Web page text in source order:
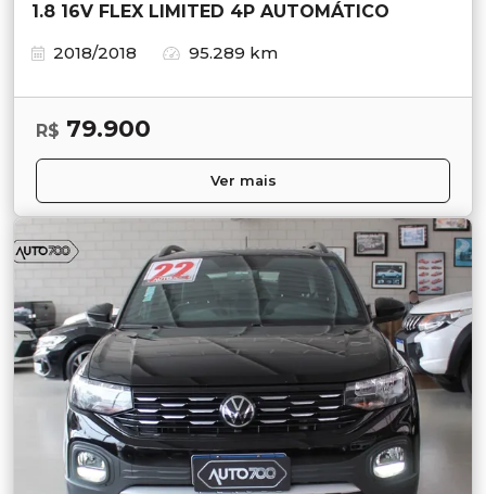
1.8 16V FLEX LIMITED 4P AUTOMÁTICO
2018/2018
95.289 km
R$ 79.900
Ver mais